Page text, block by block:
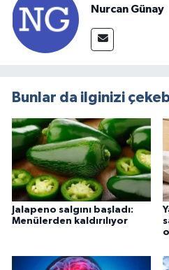
Nurcan Günay
Bunlar da ilginizi
Jalapeno salgını başladı:
Menülerden kaldırılıyor